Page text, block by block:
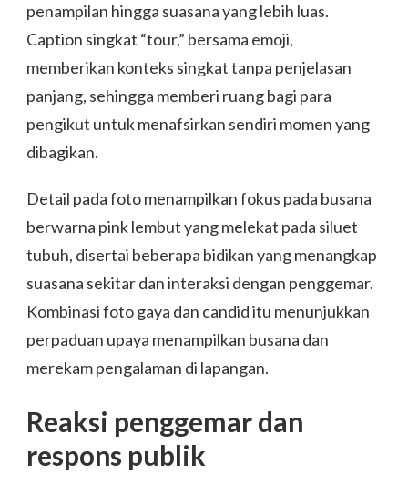
penampilan hingga suasana yang lebih luas.
Caption singkat “tour,” bersama emoji,
memberikan konteks singkat tanpa penjelasan
panjang, sehingga memberi ruang bagi para
pengikut untuk menafsirkan sendiri momen yang
dibagikan.
Detail pada foto menampilkan fokus pada busana
berwarna pink lembut yang melekat pada siluet
tubuh, disertai beberapa bidikan yang menangkap
suasana sekitar dan interaksi dengan penggemar.
Kombinasi foto gaya dan candid itu menunjukkan
perpaduan upaya menampilkan busana dan
merekam pengalaman di lapangan.
Reaksi penggemar dan
respons publik